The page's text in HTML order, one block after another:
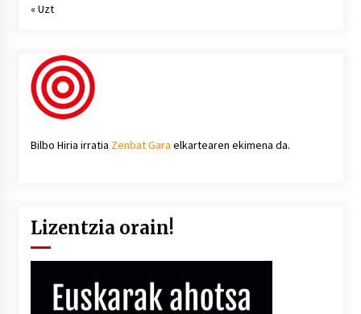
« Uzt
Bilbo Hiria irratia Zenbat Gara elkartearen ekimena da.
Lizentzia orain!